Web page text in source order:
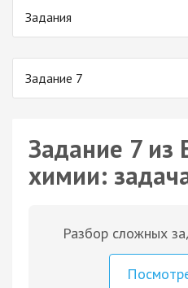
Задания
Задание 7
Задание 7 из
химии:
Разбор сложных